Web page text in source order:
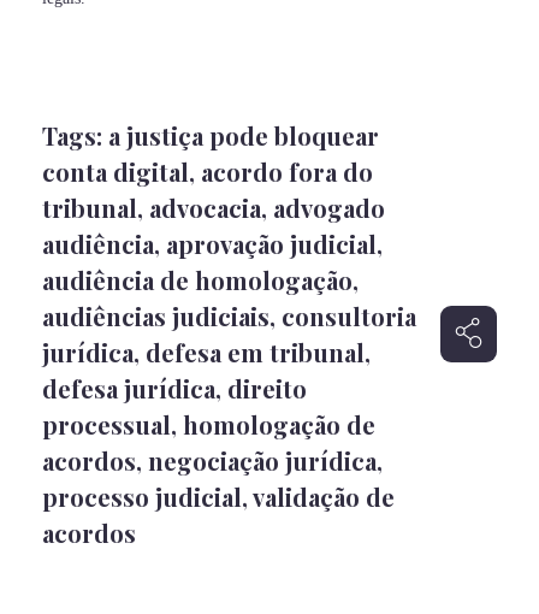
Tags: a justiça pode bloquear
conta digital, acordo fora do
tribunal, advocacia, advogado
audiência, aprovação judicial,
audiência de homologação,
audiências judiciais, consultoria
jurídica, defesa em tribunal,
defesa jurídica, direito
processual, homologação de
acordos, negociação jurídica,
processo judicial,validação de
acordos